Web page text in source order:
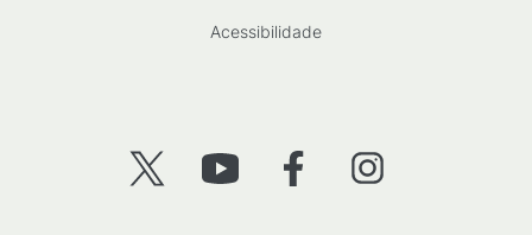
Acessibilidade